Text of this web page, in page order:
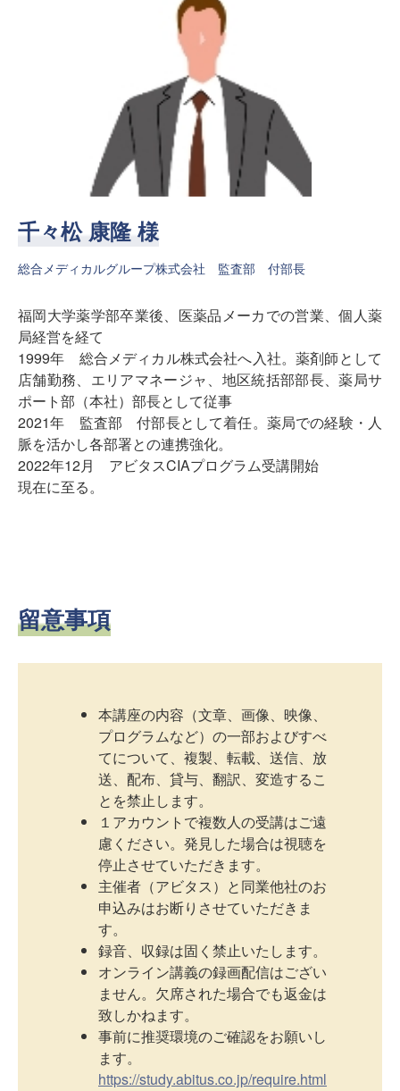
千々松 康隆 様
総合メディカルグループ株式会社 監査部 付部長
福岡大学薬学部卒業後、医薬品メーカでの営業、個人薬
局経営を経て
1999年 総合メディカル株式会社へ入社。薬剤師として
店舗勤務、エリアマネージャ、地区統括部部長、薬局サ
ポート部（本社）部長として従事
2021年 監査部 付部長として着任。薬局での経験・人
脈を活かし各部署との連携強化。
2022年12月 アビタスCIAプログラム受講開始
現在に至る。
留意事項
本講座の内容（文章、画像、映像、
プログラムなど）の一部およびすべ
てについて、複製、転載、送信、放
送、配布、貸与、翻訳、変造するこ
とを禁止します。
１アカウントで複数人の受講はご遠
慮ください。発見した場合は視聴を
停止させていただきます。
主催者（アビタス）と同業他社のお
申込みはお断りさせていただきま
す。
録音、収録は固く禁止いたします。
オンライン講義の録画配信はござい
ません。欠席された場合でも返金は
致しかねます。
事前に推奨環境のご確認をお願いし
ます。
https://study.abitus.co.jp/require.html